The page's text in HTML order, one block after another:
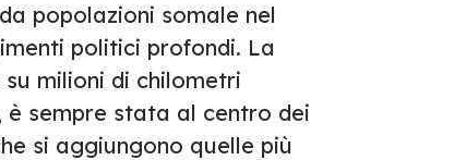
popolazioni somale nel
politici profondi. La
milioni di chilometri
sempre stata al centro dei
si aggiungono quelle più